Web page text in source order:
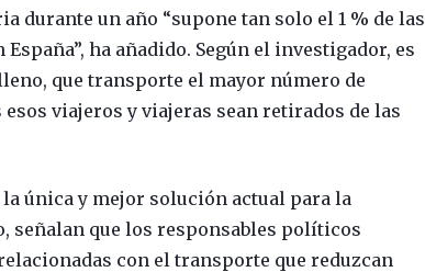
durante un año “supone tan solo el 1 % de las
ha añadido. Según el investigador, es
que transporte el mayor número de
viajeros y viajeras sean retirados de las
única y mejor solución actual para la
señalan que los responsables políticos
con el transporte que reduzcan